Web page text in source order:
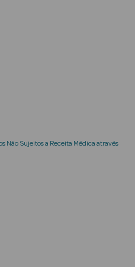
Sujeitos a Receita Médica através